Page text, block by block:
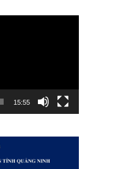
15:55